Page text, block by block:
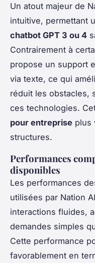
Un atout majeur de
intuitive, permettant
chatbot GPT 3 ou 4
Contrairement à
propose un support
via texte, ce qui
réduit les obstacles,
ces technologies.
pour entreprise plus
structures.
Performances
disponibles
Les performances
utilisées par Nation
interactions fluides,
demandes simples
Cette performance
favorablement en